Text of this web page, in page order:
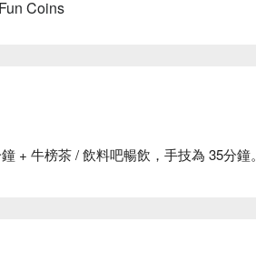
Coins
+ 牛榜茶 / 飲料吧暢飲，手技為 35分鐘。